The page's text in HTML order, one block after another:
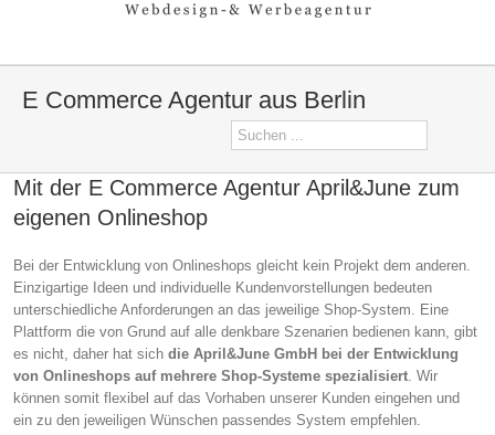
E Commerce Agentur aus Berlin
Mit der E Commerce Agentur April&June zum
eigenen Onlineshop
Bei der Entwicklung von Onlineshops gleicht kein Projekt dem anderen.
Einzigartige Ideen und individuelle Kundenvorstellungen bedeuten
unterschiedliche Anforderungen an das jeweilige Shop-System. Eine
Plattform die von Grund auf alle denkbare Szenarien bedienen kann, gibt
es nicht, daher hat sich die April&June GmbH bei der Entwicklung
von Onlineshops auf mehrere Shop-Systeme spezialisiert. Wir
können somit flexibel auf das Vorhaben unserer Kunden eingehen und
ein zu den jeweiligen Wünschen passendes System empfehlen.